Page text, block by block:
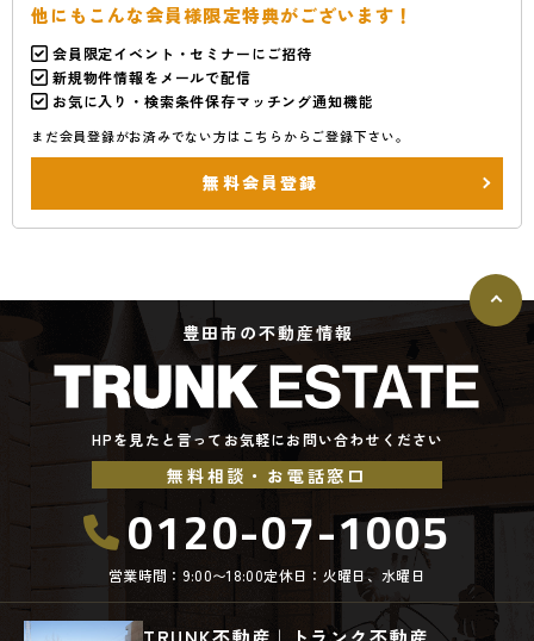
他にもこんな会員様限定特典がございます！
会員限定イベント・セミナーにご招待
新規物件情報をメールで配信
お気に入り・検索条件保存マッチング通知機能
まだ会員登録がお済みでない方はこちらからご登録下さい。
無料会員登録
豊田市の不動産情報
HPを見たと言ってお気軽にお問い合わせください
無料相談・お電話窓口
0120-07-1005
営業時間：9:00〜18:00定休日：火曜日、水曜日